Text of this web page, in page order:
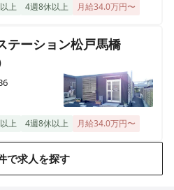
上 4週8休以上 月給34.0万円〜
テーション松戸馬橋
上 4週8休以上 月給34.0万円〜
で求人を探す